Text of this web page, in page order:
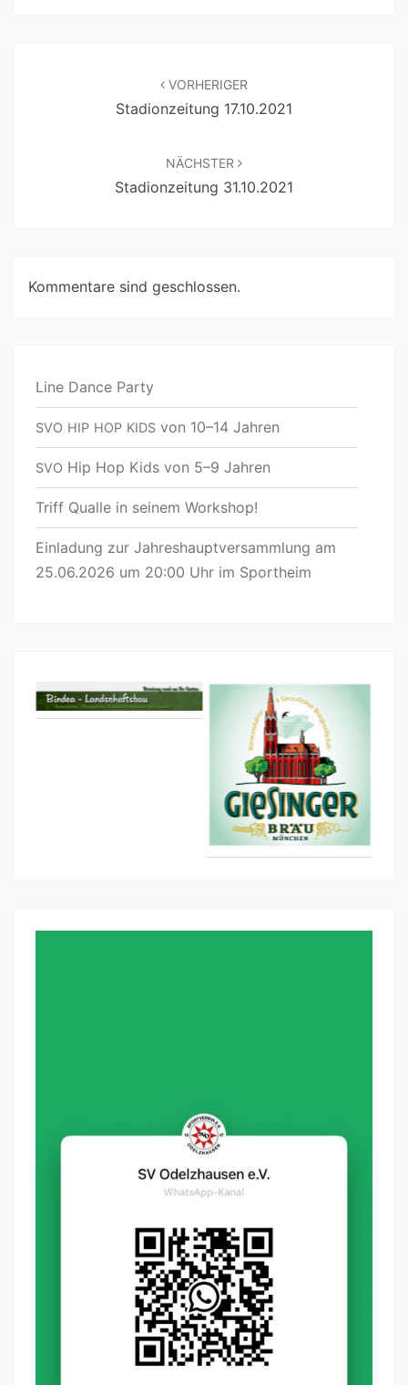
VORHERIGER
Stadionzeitung 17.10.2021
NÄCHSTER
Stadionzeitung 31.10.2021
Kommentare sind geschlossen.
Line Dance Party
SVO HIP HOP KIDS von 10–14 Jahren
SVO Hip Hop Kids von 5–9 Jahren
Triff Qualle in seinem Workshop!
Einladung zur Jahreshauptversammlung am
25.06.2026 um 20:00 Uhr im Sportheim